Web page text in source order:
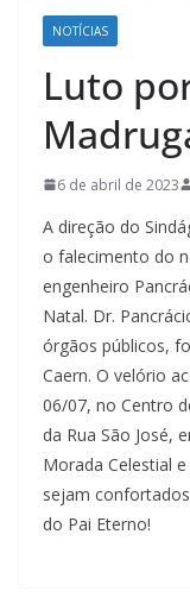
NOTÍCIAS
Luto
6 de abril de 2023
A direção do
o falecimento do
engenheiro
Natal. Dr.
órgãos públicos,
Caern. O velório
06/07, no Centro
da Rua São José,
Morada Celestial
sejam
do Pai Eterno!